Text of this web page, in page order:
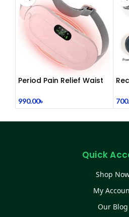
Period Pain Relief Waist
990.00৳
Quick
Shop
My
Our Blog